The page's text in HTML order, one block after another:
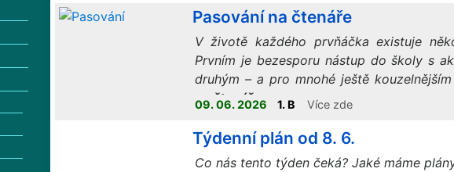
Pasování na čtenáře
V životě každého prvňáčka existuje
Prvním je bezesporu nástup do školy s
druhým – a pro mnohé ještě
na čtenáře.
09. 06. 2026 1. B Více zde
Týdenní plán od 8. 6.
Co nás tento týden čeká? Jaké máme